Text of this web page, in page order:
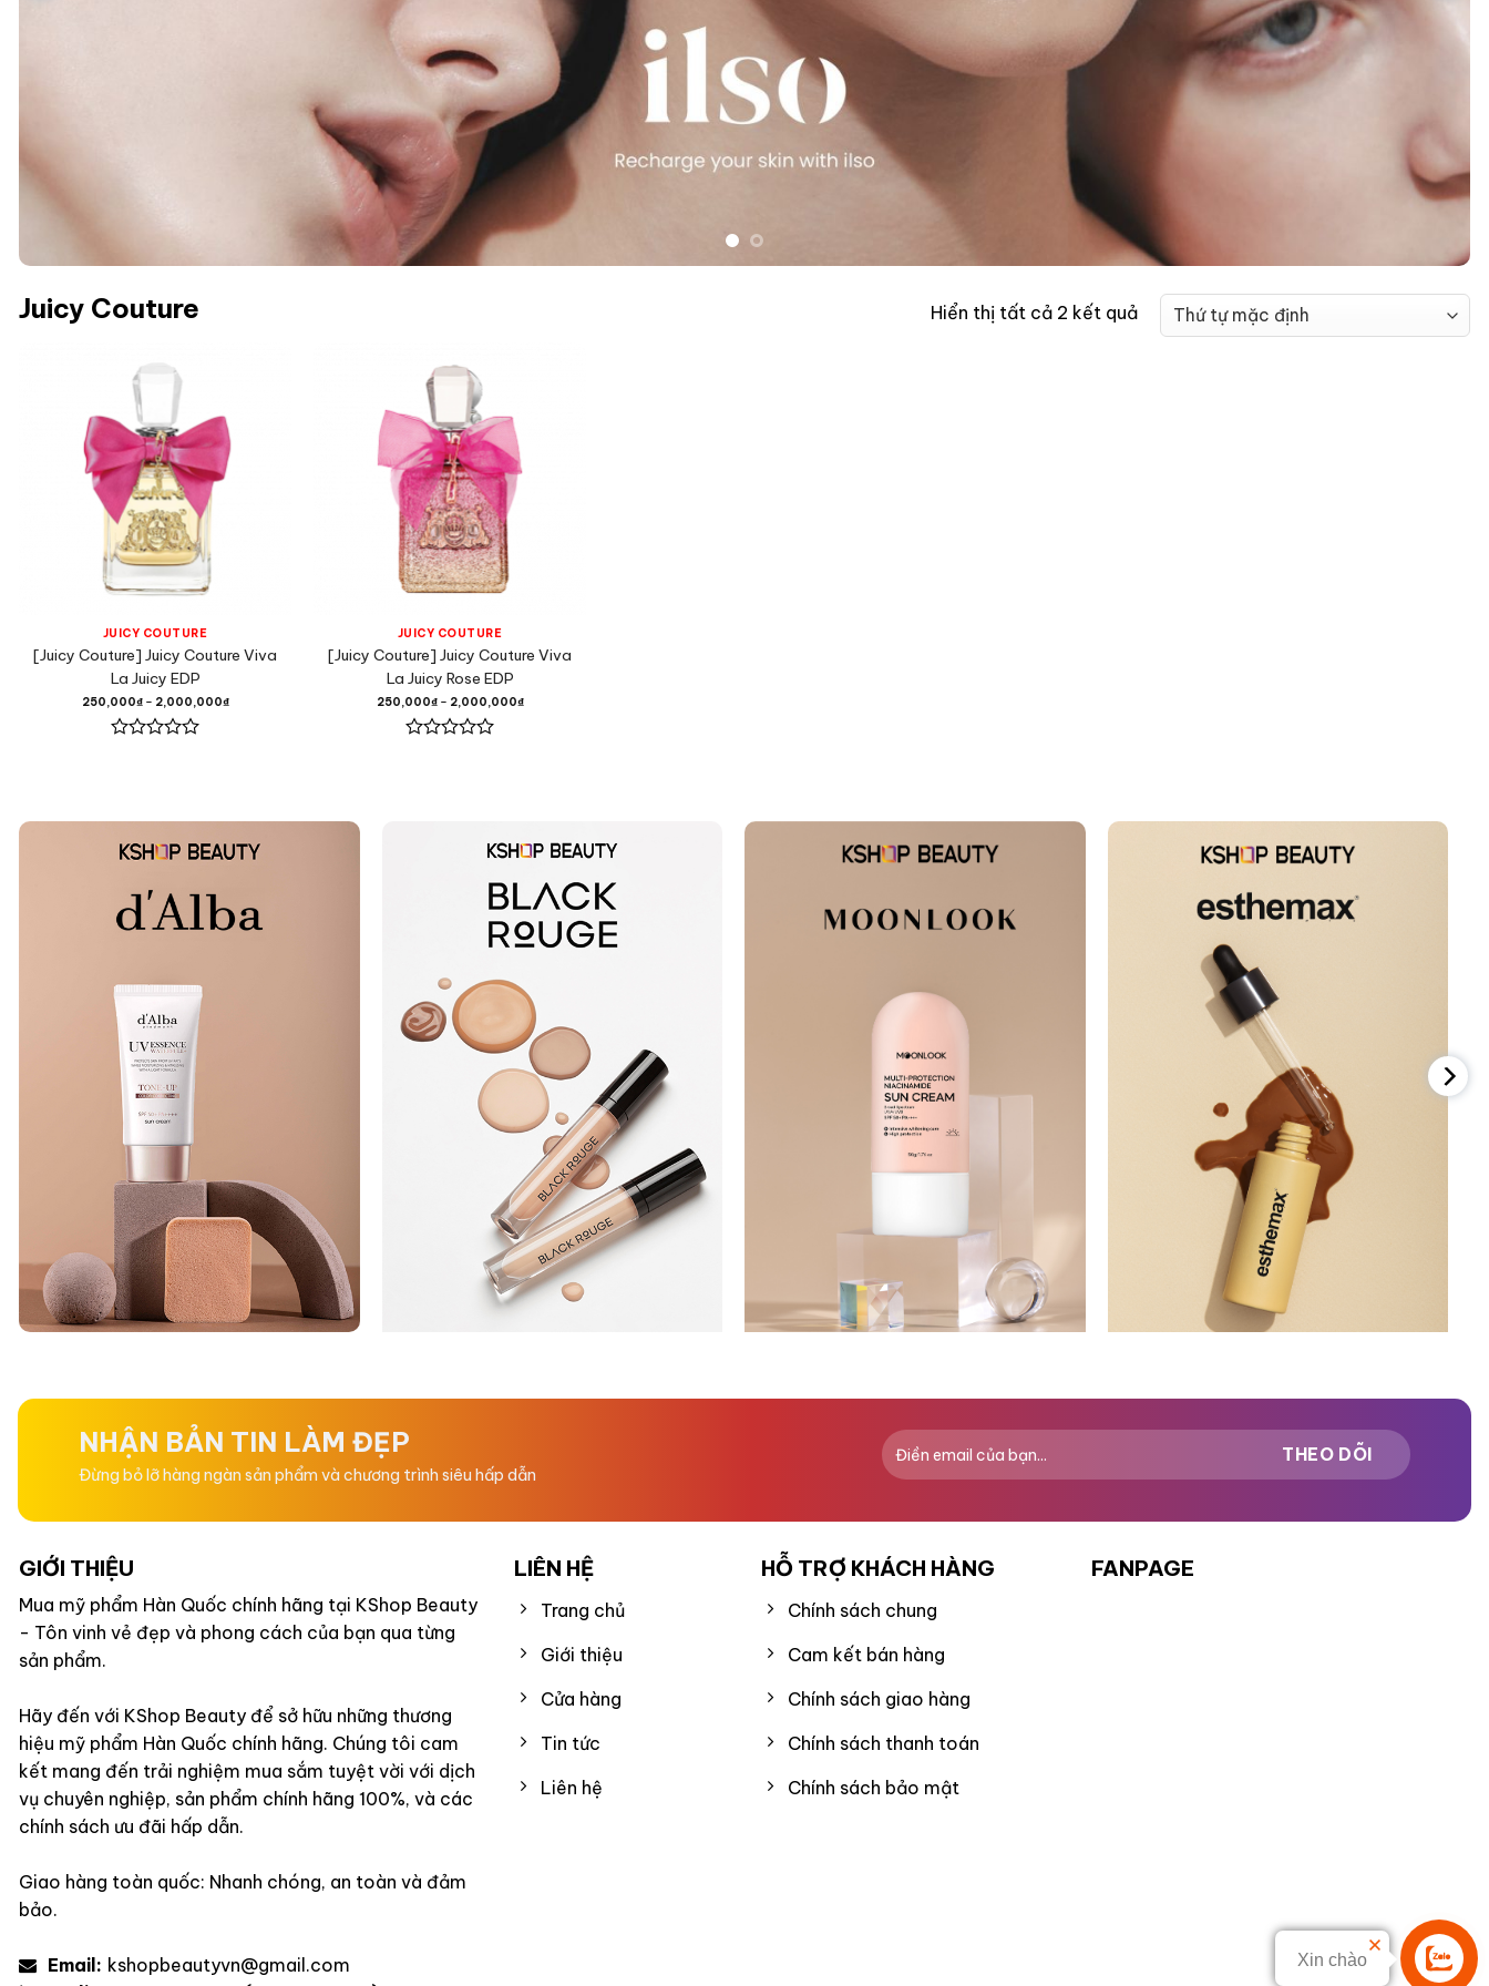
Juicy Couture Hiển thị tất cả 2 kết quả
JUICY COUTURE
[Juicy Couture] Juicy Couture Viva
La Juicy EDP
250,000₫– 2,000,000₫
5
sao
JUICY COUTURE
[Juicy Couture] Juicy Couture Viva
La Juicy Rose EDP
250,000₫– 2,000,000₫
Liên hệ
Xin chào
NHẬN BẢN TIN LÀM ĐẸP
Đừng bỏ lỡ hàng ngàn sản phẩm và chương trình siêu hấp dẫn
GIỚI THIỆU
Mua mỹ phẩm Hàn Quốc chính hãng tại KShop Beauty
- Tôn vinh vẻ đẹp và phong cách của bạn qua từng
sản phẩm.
Hãy đến với KShop Beauty để sở hữu những thương
hiệu mỹ phẩm Hàn Quốc chính hãng. Chúng tôi cam
kết mang đến trải nghiệm mua sắm tuyệt vời với dịch
vụ chuyên nghiệp, sản phẩm chính hãng 100%, và các
chính sách ưu đãi hấp dẫn.
Giao hàng toàn quốc: Nhanh chóng, an toàn và đảm
bảo.
Email: kshopbeautyvn@gmail.com
LIÊN HỆ
Trang chủ
Giới thiệu
Cửa hàng
Tin tức
Liên hệ
HỖ TRỢ KHÁCH HÀNG
Chính sách chung
Cam kết bán hàng
Chính sách giao hàng
Chính sách thanh toán
Chính sách bảo mật
FANPAGE